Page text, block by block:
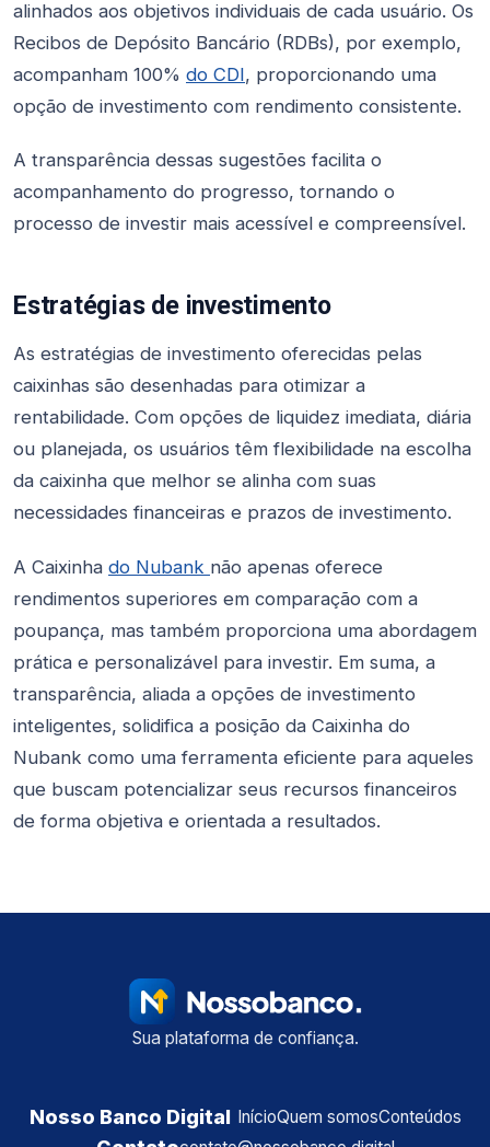
alinhados aos objetivos individuais de cada usuário. Os
Recibos de Depósito Bancário (RDBs), por exemplo,
acompanham 100% do CDI, proporcionando uma
opção de investimento com rendimento consistente.
A transparência dessas sugestões facilita o
acompanhamento do progresso, tornando o
processo de investir mais acessível e compreensível.
Estratégias de investimento
As estratégias de investimento oferecidas pelas
caixinhas são desenhadas para otimizar a
rentabilidade. Com opções de liquidez imediata, diária
ou planejada, os usuários têm flexibilidade na escolha
da caixinha que melhor se alinha com suas
necessidades financeiras e prazos de investimento.
A Caixinha do Nubank não apenas oferece
rendimentos superiores em comparação com a
poupança, mas também proporciona uma abordagem
prática e personalizável para investir. Em suma, a
transparência, aliada a opções de investimento
inteligentes, solidifica a posição da Caixinha do
Nubank como uma ferramenta eficiente para aqueles
que buscam potencializar seus recursos financeiros
de forma objetiva e orientada a resultados.
Sua plataforma de confiança.
Nosso Banco Digital InícioQuem somosConteúdos